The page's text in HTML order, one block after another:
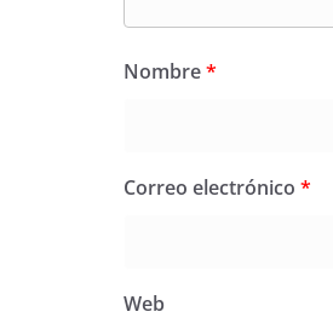
Nombre*
Correo electrónico *
Web